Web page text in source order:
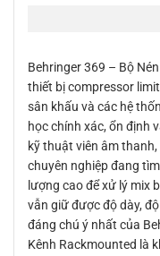
Behringer 369 – Bộ
thiết bị compressor
sân khấu và các hệ
học chính xác, ổn định
kỹ thuật viên âm
chuyên nghiệp đang
lượng cao để xử lý mix
vẫn giữ được độ dày,
đáng chú ý nhất của
Kênh Rackmounted là